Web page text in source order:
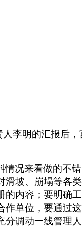
李明的汇报后
况来看做的不
坡、崩塌等各
内容；要明确
单位，要通过
调动一线管理